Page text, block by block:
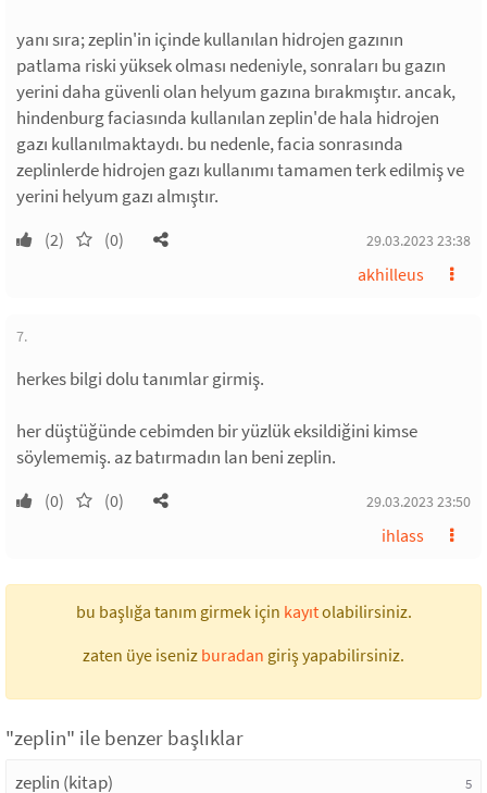
yanı sıra; zeplin'in içinde kullanılan hidrojen gazının
patlama riski yüksek olması nedeniyle, sonraları bu gazın
yerini daha güvenli olan helyum gazına bırakmıştır. ancak,
hindenburg faciasında kullanılan zeplin'de hala hidrojen
gazı kullanılmaktaydı. bu nedenle, facia sonrasında
zeplinlerde hidrojen gazı kullanımı tamamen terk edilmiş ve
yerini helyum gazı almıştır.
(2) (0) 29.03.2023 23:38
akhilleus
7.
herkes bilgi dolu tanımlar girmiş.
her düştüğünde cebimden bir yüzlük eksildiğini kimse
söylememiş. az batırmadın lan beni zeplin.
(0) (0) 29.03.2023 23:50
ihlass
bu başlığa tanım girmek için kayıtolabilirsiniz.
zaten üye iseniz buradan giriş yapabilirsiniz.
"zeplin" ile benzer başlıklar
zeplin (kitap) 5